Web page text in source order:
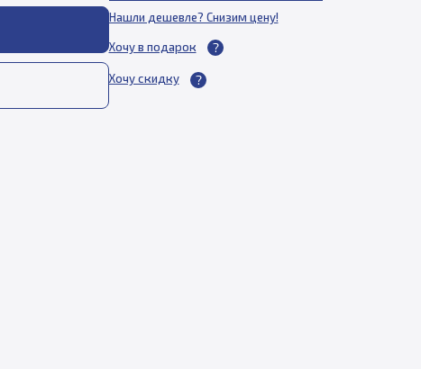
Нашли дешевле? Снизим цену!
Хочу в подарок
Хочу скидку